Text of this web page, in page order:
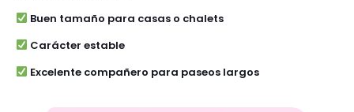
Buen tamaño para casas o chalets
Carácter estable
Excelente compañero para paseos largos